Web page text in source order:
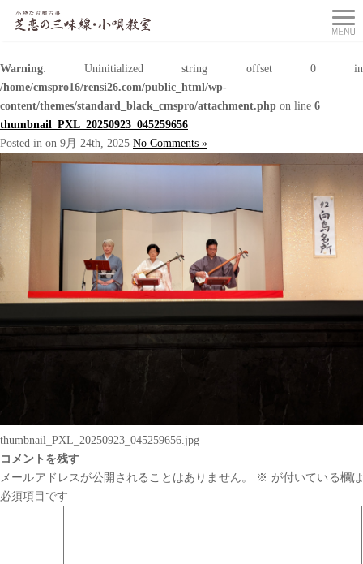
Warning: Uninitialized string offset 0 in
/home/cmspro16/rensi26.com/public_html/wp-
content/themes/standard_black_cmspro/attachment.php on line 6
thumbnail_PXL_20250923_045259656
Posted in on 9月 24th, 2025 No Comments »
thumbnail_PXL_20250923_045259656.jpg
コメントを残す
メールアドレスが公開されることはありません。
※ が付いている欄は
必須項目です